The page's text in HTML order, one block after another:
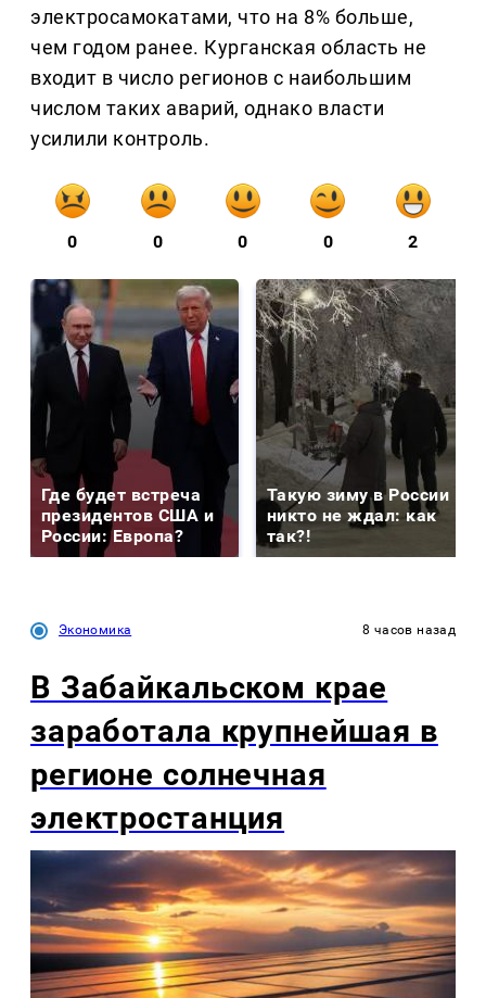
электросамокатами, что на 8% больше,
чем годом ранее. Курганская область не
входит в число регионов с наибольшим
числом таких аварий, однако власти
усилили контроль.
0 0 0 0 2
Где будет встреча
президентов США и
России: Европа?
Такую зиму в России
никто не ждал: как
так?!
Экономика 8 часов назад
В Забайкальском крае
заработала крупнейшая в
регионе солнечная
электростанция